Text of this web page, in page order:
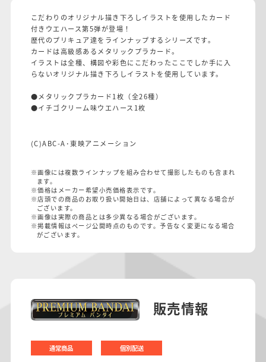
こだわりのオリジナル描き下ろしイラストを使用したカード
付きウエハース第5弾が登場！
歴代のプリキュア達をラインナップするシリーズです。
カードは高級感あるメタリックプラカード。
イラストは全種、構図や彩色にこだわったここでしか手に入
らないオリジナル描き下ろしイラストを使用しています。
●メタリックプラカード1枚（全26種）
●イチゴクリーム味ウエハース1枚
(C)ABC-A･東映アニメーション
※画像には複数ラインナップを組み合わせて撮影したものも含まれ
ます。
※価格はメーカー希望小売価格表示です。
※店頭での商品のお取り扱い開始日は、店舗によって異なる場合が
ございます。
※画像は実際の商品とは多少異なる場合がございます。
※掲載情報はページ公開時点のものです。予告なく変更になる場合
がございます。
販売情報
通常商品 個別配送